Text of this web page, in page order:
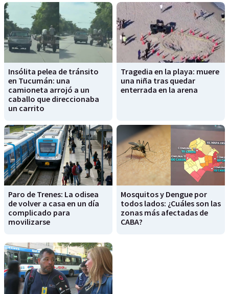
Insólita pelea de tránsito
en Tucumán: una
camioneta arrojó a un
caballo que direccionaba
un carrito
Tragedia en la playa: muere
una niña tras quedar
enterrada en la arena
Paro de Trenes: La odisea
de volver a casa en un día
complicado para
movilizarse
Mosquitos y Dengue por
todos lados: ¿Cuáles son las
zonas más afectadas de
CABA?